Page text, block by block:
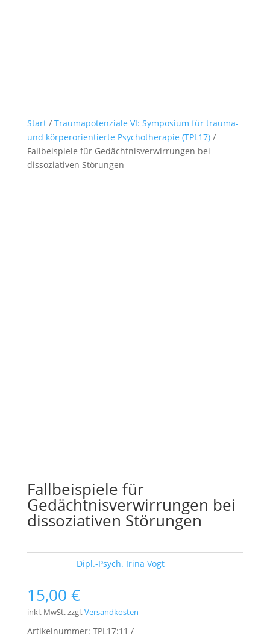
Start/ Traumapotenziale VI: Symposium für trauma-
und körperorientierte Psychotherapie (TPL17)/
Fallbeispiele für Gedächtnisverwirrungen bei
dissoziativen Störungen
Fallbeispiele für
Gedächtnisverwirrungen bei
dissoziativen Störungen
Dipl.-Psych. Irina Vogt
15,00 €
inkl. MwSt.zzgl.Versandkosten
Artikelnummer: TPL17:11